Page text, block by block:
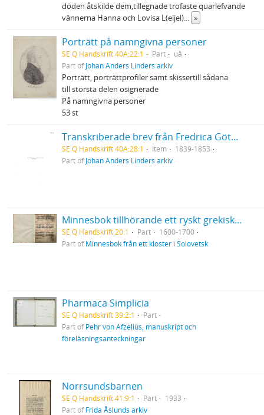
döden åtskilde dem,tillegnade trofaste quarlefvande
vännerna Hanna och Lovisa L(eijel)... »
Porträtt på namngivna personer
SE Q Handskrift 40A:22:1 Part
uå
Part ofJohan Anders Linders arkiv
Porträtt, porträttprofiler samt skissertill sådana
till största delen osignerade
På namngivna personer
53 st
Transkriberade brev från Fredrica Göthilda med make
SE Q Handskrift 40A:28:1 Item
1839-1853
Part ofJohan Anders Linders arkiv
Minnesbok tillhörande ett ryskt grekisk-ortodoxt kloster i Solovetsk
SE Q Handskrift 20:1 Part
1600-1700
Part ofMinnesbok från ett kloster i Solovetsk
Pharmaca Simplicia
SE Q Handskrift 39:2:1
Part
Part ofPehr von Afzelius, manuskript och
föreläsningsanteckningar
Norrsundsbarnen
SE Q Handskrift 41:9:1 Part
1933
Part ofFrida Åslunds arkiv